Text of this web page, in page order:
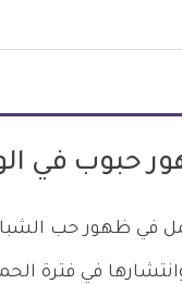
حبوب في
في ظهور حب
في فترة